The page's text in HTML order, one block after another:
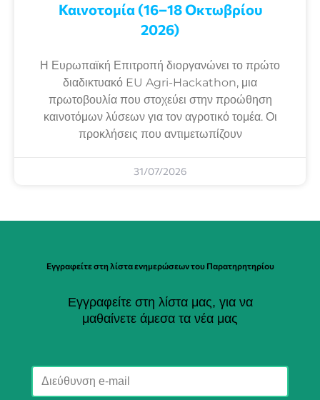
Καινοτομία (16–18 Οκτωβρίου
2026)
Η Ευρωπαϊκή Επιτροπή διοργανώνει το πρώτο
διαδικτυακό EU Agri-Hackathon, μια
πρωτοβουλία που στοχεύει στην προώθηση
καινοτόμων λύσεων για τον αγροτικό τομέα. Οι
προκλήσεις που αντιμετωπίζουν
31/07/2026
Εγγραφείτε στη λίστα ενημερώσεων του Παρατηρητηρίου
Εγγραφείτε στη λίστα μας, για να
μαθαίνετε άμεσα τα νέα μας